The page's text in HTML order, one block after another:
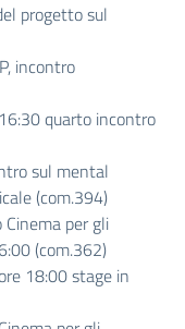
progetto sul
incontro
quarto incontro
sul mental
(com.394)
per gli
(com.362)
18:00 stage in